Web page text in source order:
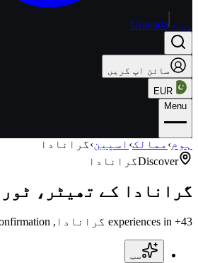
ہوم Granada
سائن اپ کریں
EUR
Menu
ہوم› ممالک› اسپین›گرانادا
Discoverگرانادا
گرانادا کے تھیٹر،
43+ experiences in گرانادا, official tickets and instant confirmation.
سب